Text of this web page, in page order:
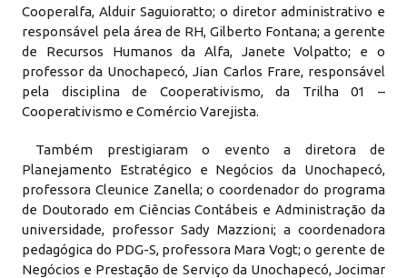
Cooperalfa, Alduir Saguioratto; o diretor administrativo e
responsável pela área de RH, Gilberto Fontana; a gerente
de Recursos Humanos da Alfa, Janete Volpatto; e o
professor da Unochapecó, Jian Carlos Frare, responsável
pela disciplina de Cooperativismo, da Trilha 01 –
Cooperativismo e Comércio Varejista.
Também prestigiaram o evento a diretora de
Planejamento Estratégico e Negócios da Unochapecó,
professora Cleunice Zanella; o coordenador do programa
de Doutorado em Ciências Contábeis e Administração da
universidade, professor Sady Mazzioni; a coordenadora
pedagógica do PDG-S, professora Mara Vogt; o gerente de
Negócios e Prestação de Serviço da Unochapecó, Jocimar